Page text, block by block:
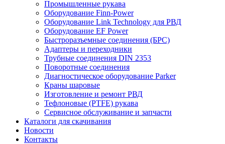
Промышленные рукава
Оборудование Finn-Power
Оборудование Link Technology для РВД
Оборудование EF Power
Быстроразъемные соединения (БРС)
Адаптеры и переходники
Трубные соединения DIN 2353
Поворотные соединения
Диагностическое оборудование Parker
Краны шаровые
Изготовление и ремонт РВД
Тефлоновые (PTFE) рукава
Сервисное обслуживание и запчасти
Каталоги для скачивания
Новости
Контакты